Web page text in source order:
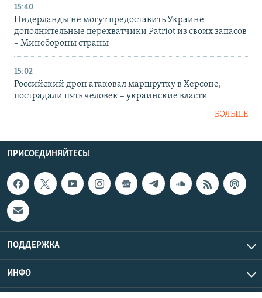
15:40
Нидерланды не могут предоставить Украине
дополнительные перехватчики Patriot из своих запасов
– Минобороны страны
15:02
Российский дрон атаковал маршрутку в Херсоне,
пострадали пять человек – украинские власти
БОЛЬШЕ
ПРИСОЕДИНЯЙТЕСЬ!
ПОДДЕРЖКА
ИНФО